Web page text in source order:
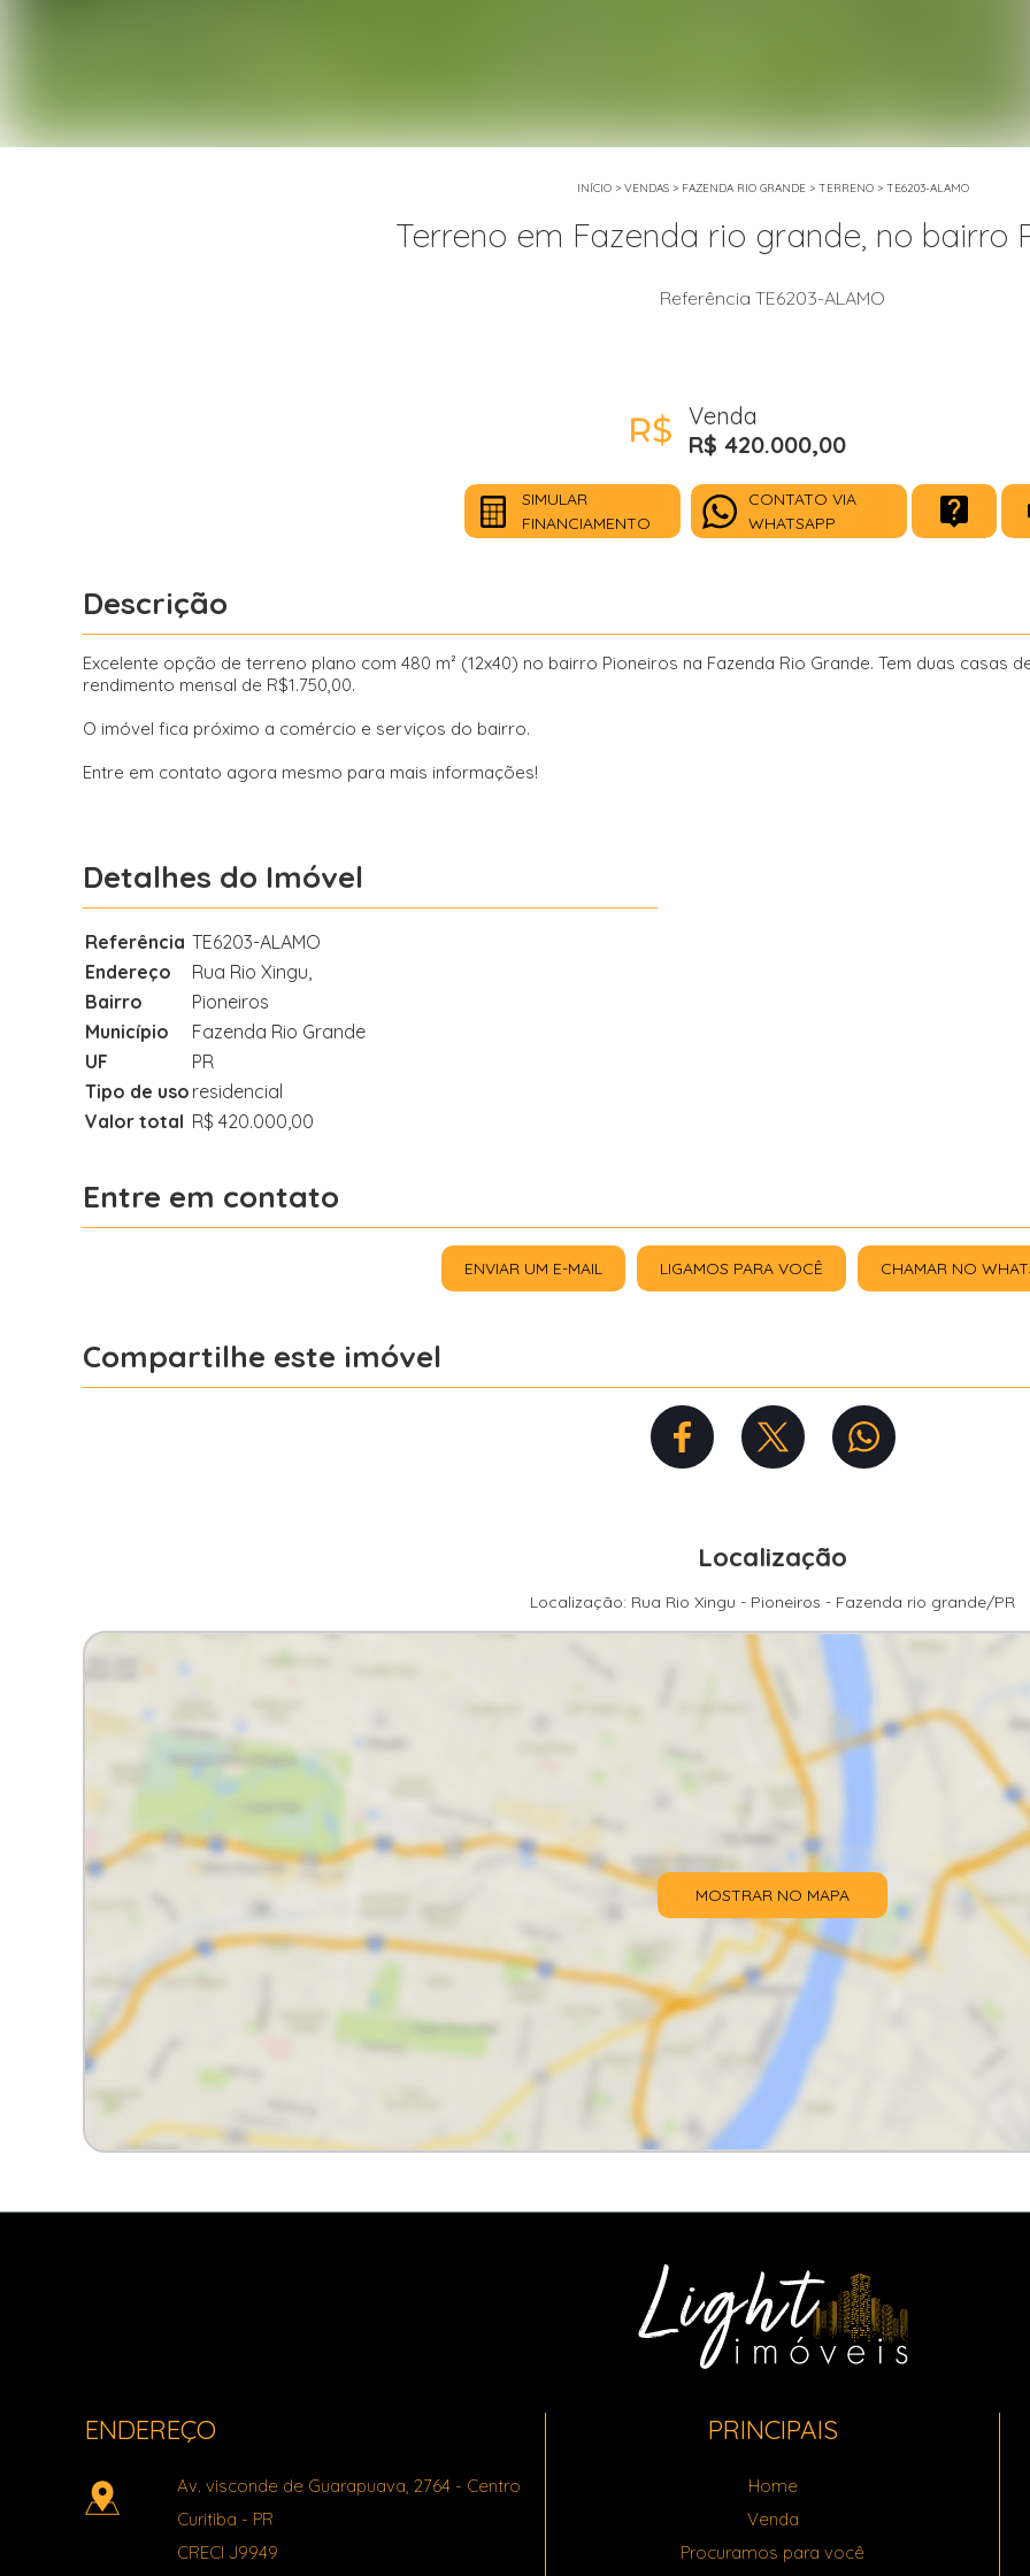
INÍCIO> VENDAS> FAZENDA RIO GRANDE> TERRENO> TE6203-ALAMO
Terreno em Fazenda rio grande, no bairro
Referência TE6203-ALAMO
Venda
R$ 420.000,00
SIMULAR
FINANCIAMENTO
CONTATO VIA
WHATSAPP
Descrição
Excelente opção de terreno plano com 480 m² (12x40) no bairro Pioneiros na Fazenda Rio Grande. Tem duas casas
rendimento mensal de R$1.750,00.
O imóvel fica próximo a comércio e serviços do bairro.
Entre em contato agora mesmo para mais informações!
Detalhes do Imóvel
Referência TE6203-ALAMO
Endereço
Rua Rio Xingu,
Bairro
Pioneiros
Município
Fazenda Rio Grande
UF
PR
Tipo de uso residencial
Valor total R$ 420.000,00
Entre em contato
ENVIAR UM E-MAIL LIGAMOS PARA VOCÊ CHAMAR NO
Compartilhe este imóvel
Localização
Localização: Rua Rio Xingu - Pioneiros - Fazenda rio grande/PR
MOSTRAR NO MAPA
ENDEREÇO
Av. visconde de Guarapuava, 2764 - Centro
Curitiba - PR
CRECI J9949
PRINCIPAIS
Home
Venda
Procuramos para você